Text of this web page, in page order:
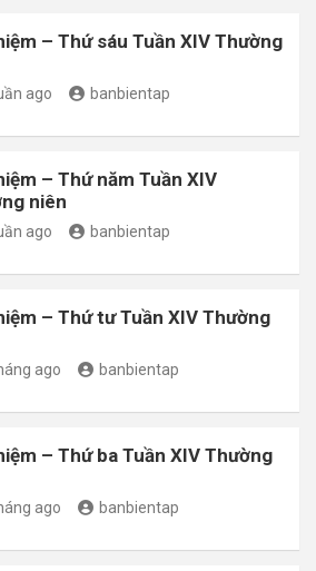
– Thứ sáu Tuần XIV Thường
ago banbientap
– Thứ năm Tuần XIV
niên
ago banbientap
– Thứ tư Tuần XIV Thường
ago banbientap
– Thứ ba Tuần XIV Thường
ago banbientap